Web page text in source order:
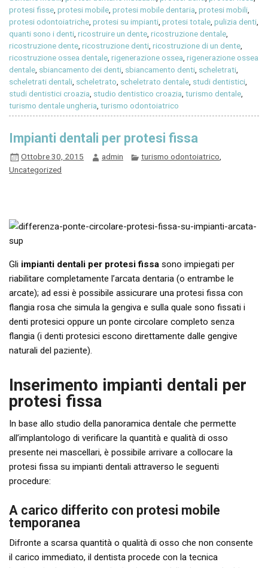
protesi fisse ,protesi mobile ,protesi mobile dentaria ,protesi mobili
protesi odontoiatriche ,protesi su impianti ,protesi totale ,pulizia denti
quanti sono i denti ,ricostruire un dente ,ricostruzione dentale
ricostruzione dente ,ricostruzione denti ,ricostruzione di un dente
ricostruzione ossea dentale ,rigenerazione ossea ,rigenerazione ossea
dentale sbiancamento dei denti sbiancamento denti scheletrati
scheletrati dentali scheletrato scheletrato dentale studi dentistici
studi dentistici croazia studio dentistico croazia ,turismo dentale
turismo dentale ungheria ,turismo odontoiatrico
Impianti dentali per protesi fissa
Ottobre 30, 2015 admin turismo odontoiatrico,
Uncategorized
Gli impianti dentali per protesi fissa sono impiegati per
riabilitare completamente l’arcata dentaria (o entrambe le
arcate); ad essi è possibile assicurare una protesi fissa con
flangia rosa che simula la gengiva e sulla quale sono fissati i
denti protesici oppure un ponte circolare completo senza
flangia (i denti protesici escono direttamente dalle gengive
naturali del paziente).
Inserimento impianti dentali per
protesi fissa
In base allo studio della panoramica dentale che permette
all’implantologo di verificare la quantità e qualità di osso
presente nei mascellari, è possibile arrivare a collocare la
protesi fissa su impianti dentali attraverso le seguenti
procedure:
A carico differito con protesi mobile
temporanea
Difronte a scarsa quantità o qualità di osso che non consente
il carico immediato, il dentista procede con la tecnica